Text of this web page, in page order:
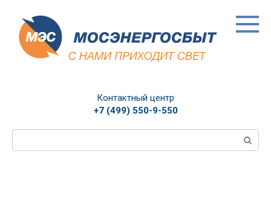
контенту
Контактный центр
+7 (499) 550-9-550
Поиск: